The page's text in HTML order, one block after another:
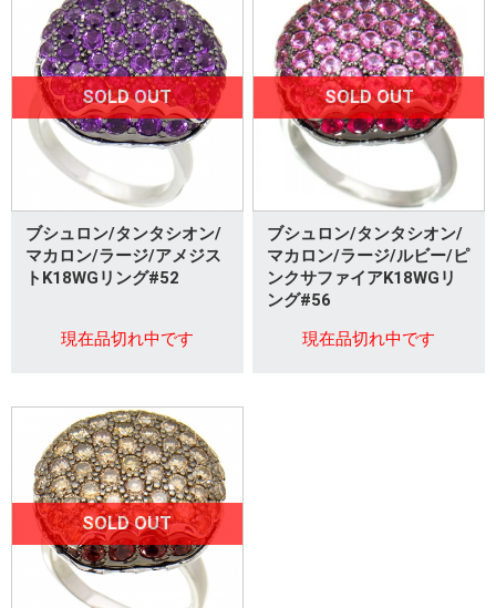
SOLD OUT
ブシュロン/タンタシオン/
マカロン/ラージ/アメジス
トK18WGリング#52
現在品切れ中です
SOLD OUT
ブシュロン/タンタシオン/
マカロン/ラージ/ルビー/ピ
ンクサファイアK18WGリ
ング#56
現在品切れ中です
SOLD OUT